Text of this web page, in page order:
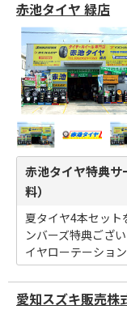
赤池タイヤ 緑店
赤池タイヤ特典
料）
夏タイヤ4本セット
ンバーズ特典ござ
イヤローテーショ
愛知スズキ販売株